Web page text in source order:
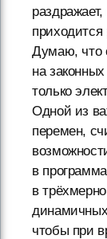
приходится
Думаю, что
на
только
Одной из
перемен,
в
в
чтобы при